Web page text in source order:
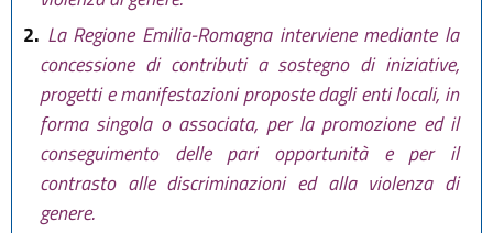
2. La Regione Emilia-Romagna interviene mediante la
concessione di contributi a sostegno di iniziative,
progetti e manifestazioni proposte dagli enti locali, in
forma singola o associata, per la promozione ed il
conseguimento delle pari opportunità e per il
contrasto alle discriminazioni ed alla violenza di
genere.